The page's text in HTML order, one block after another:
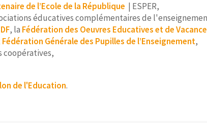
de l’Ecole de la République | ESPER,
éducatives complémentaires de
, la Fédération des Oeuvres Educatives et de
Fédération Générale des Pupilles de l’Enseignement,
coopératives,
de l'Education.